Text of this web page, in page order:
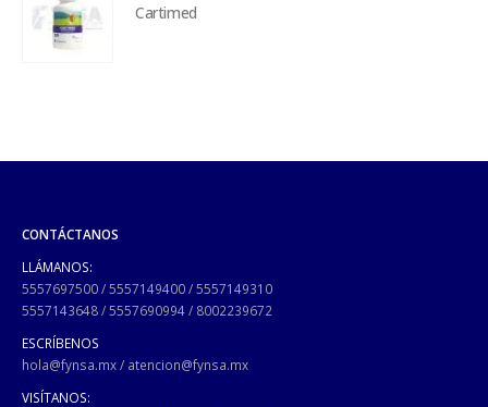
Cartimed
CONTÁCTANOS
LLÁMANOS:
5557697500/5557149400/5557149310
5557143648/5557690994/ 8002239672
ESCRÍBENOS
hola@fynsa.mx/ atencion@fynsa.mx
VISÍTANOS: